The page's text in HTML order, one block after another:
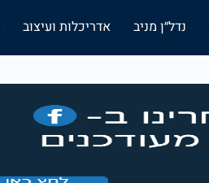
נדל״ן מניב אדריכלות ועיצוב